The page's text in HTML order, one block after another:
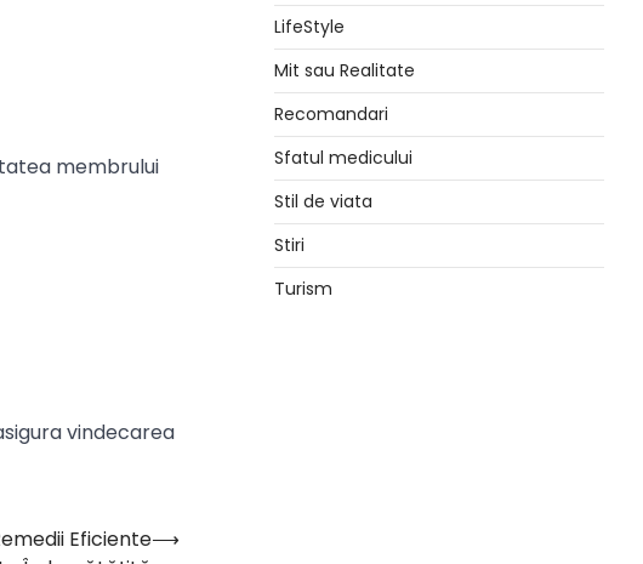
membrului
vindecarea
Eficiente⟶
LifeStyle
Mit sau Realitate
Recomandari
Sfatul medicului
Stil de viata
Stiri
Turism